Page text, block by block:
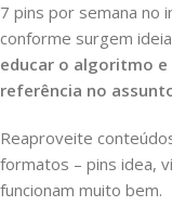
7 pins por semana no
conforme surgem
educar o algoritmo
referência no
Reaproveite
formatos – pins idea,
funcionam muito bem.